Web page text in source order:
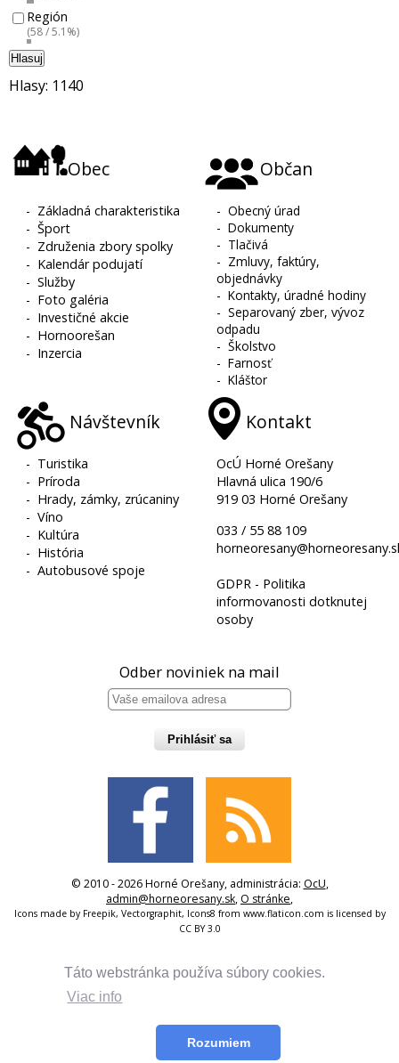
Táto webstránka používa súbory cookies.
Viac info
Rozumiem
Región
(58 / 5.1%)
Hlasuj
Hlasy: 1140
Obec
- Základná charakteristika
-Šport
- Združenia zbory spolky
- Kalendár podujatí
-Služby
- Foto galéria
- Investičné akcie
- Hornoorešan
- Inzercia
Občan
-Obecný úrad
-Dokumenty
- Tlačivá
- Zmluvy, faktúry,
objednávky
-Kontakty, úradné hodiny
-Separovaný zber, vývoz
odpadu
-Školstvo
-Farnosť
-Kláštor
Návštevník
- Turistika
- Príroda
- Hrady, zámky, zrúcaniny
-Víno
- Kultúra
- História
-Autobusové spoje
Kontakt
OcÚ Horné Orešany
Hlavná ulica 190/6
919 03 Horné Orešany
033 / 55 88 109
GDPR - Politika
informovanosti dotknutej
osoby
Odber noviniek na mail
Prihlásiť sa
© 2010 - 2026 Horné Orešany, administrácia: OcU,
admin@horneoresany.sk, O stránke,
Icons made by Freepik, Vectorgraphit, Icons8 from www.flaticon.com is licensed by
CC BY 3.0